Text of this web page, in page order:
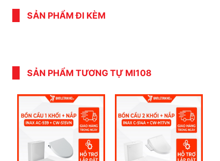
SẢN PHẨM ĐI KÈM
SẢN PHẨM TƯƠNG TỰ MI108